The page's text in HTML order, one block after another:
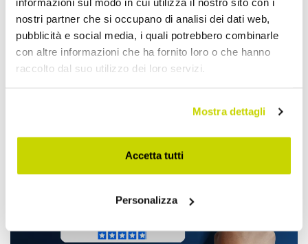
nostri partner che si occupano di analisi dei dati web,
pubblicità e social media, i quali potrebbero combinarle
con altre informazioni che ha fornito loro o che hanno
raccolto dal suo utilizzo dei loro servizi.
Mostra dettagli
Accetta tutti
Personalizza
Nur für kurze Zeit! Jetzt
zugreifen!